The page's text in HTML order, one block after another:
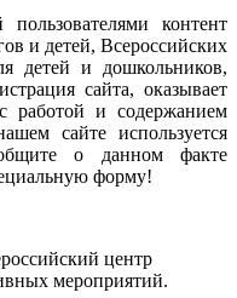
пользователями
контент
и детей, Всероссийских
детей и дошкольников,
сайта, оказывает
с работой и содержанием
сайте используется
о данном
факте
форму!
центр
мероприятий.